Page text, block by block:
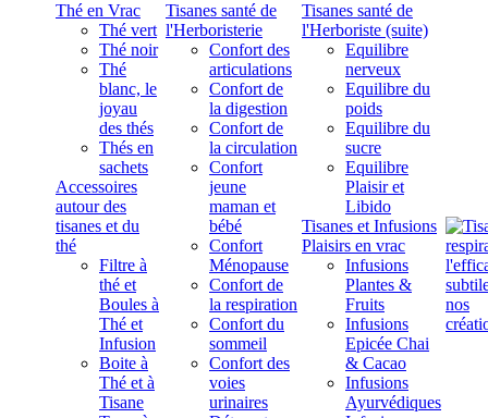
Thé en Vrac
Thé vert
Thé noir
Thé
blanc, le
joyau
des thés
Thés en
sachets
Accessoires
autour des
tisanes et du
thé
Filtre à
thé et
Boules à
Thé et
Infusion
Boite à
Thé et à
Tisane
Tisanes santé de
l'Herboristerie
Confort des
articulations
Confort de
la digestion
Confort de
la circulation
Confort
jeune
maman et
bébé
Confort
Ménopause
Confort de
la respiration
Confort du
sommeil
Confort des
voies
urinaires
Tisanes santé de
l'Herboriste (suite)
Equilibre
nerveux
Equilibre du
poids
Equilibre du
sucre
Equilibre
Plaisir et
Libido
Tisanes et Infusions
Plaisirs en vrac
Infusions
Plantes &
Fruits
Infusions
Epicée Chai
& Cacao
Infusions
Ayurvédiques